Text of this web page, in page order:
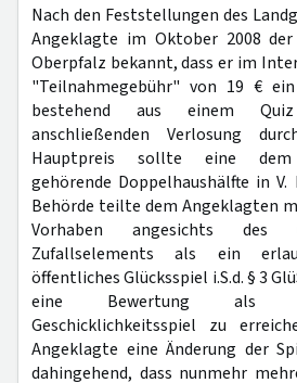
Nach den Feststellungen des
Angeklagte im Oktober 2008
Oberpfalz bekannt, dass er im
"Teilnahmegebühr" von 19 €
bestehend aus einem
anschließenden Verlosung
Hauptpreis sollte eine dem
gehörende Doppelhaushälfte in V.
Behörde teilte dem Angeklagten
Vorhaben angesichts des
Zufallselements als ein
öffentliches Glücksspiel i.S.d. § 3
eine Bewertung als
Geschicklichkeitsspiel zu
Angeklagte eine Änderung der
dahingehend, dass nunmehr